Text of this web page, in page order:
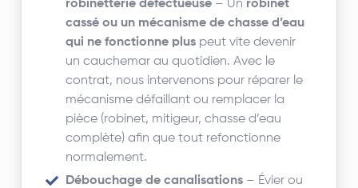
robinetterie défectueuse – Un robinet
cassé ou un mécanisme de chasse d’eau
qui ne fonctionne plus peut vite devenir
un cauchemar au quotidien. Avec le
contrat, nous intervenons pour réparer le
mécanisme défaillant ou remplacer la
pièce (robinet, mitigeur, chasse d’eau
complète) afin que tout refonctionne
normalement.
Débouchage de canalisations – Évier ou